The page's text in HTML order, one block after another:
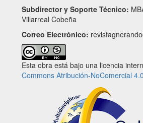
Subdirector y Soporte Técnico:
Villarreal Cobeña
Correo Electrónico:
Esta obra está bajo una licencia
Commons Atribución-NoComercial 4.0